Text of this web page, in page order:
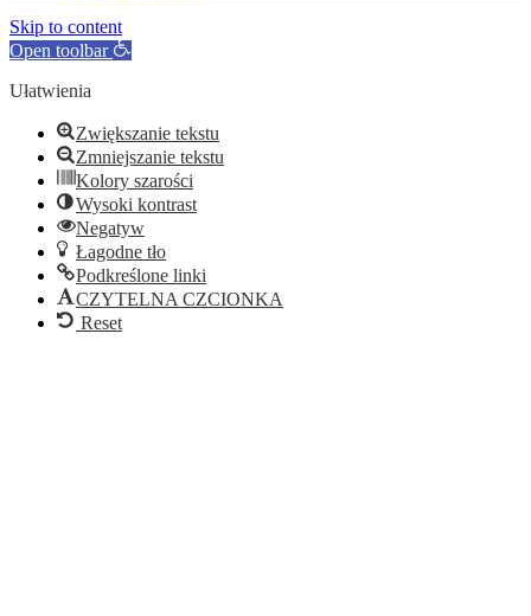
Skip to content
Open toolbar
Ułatwienia
Zwiększanie tekstu
Zmniejszanie tekstu
Kolory szarości
Wysoki kontrast
Negatyw
Łagodne tło
Podkreślone linki
CZYTELNA CZCIONKA
Reset